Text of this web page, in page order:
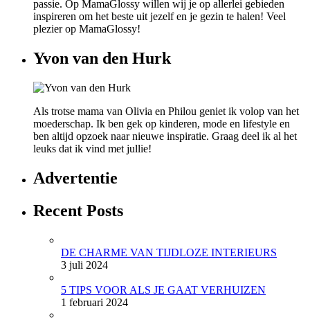
passie. Op MamaGlossy willen wij je op allerlei gebieden
inspireren om het beste uit jezelf en je gezin te halen! Veel
plezier op MamaGlossy!
Yvon van den Hurk
Als trotse mama van Olivia en Philou geniet ik volop van het
moederschap. Ik ben gek op kinderen, mode en lifestyle en
ben altijd opzoek naar nieuwe inspiratie. Graag deel ik al het
leuks dat ik vind met jullie!
Advertentie
Recent Posts
DE CHARME VAN TIJDLOZE INTERIEURS
3 juli 2024
5 TIPS VOOR ALS JE GAAT VERHUIZEN
1 februari 2024